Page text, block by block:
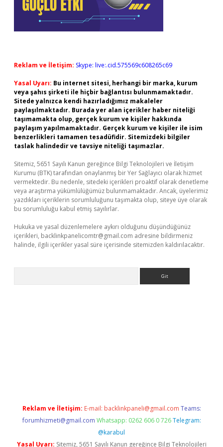
Reklam ve İletişim: Skype: live:.cid.575569c608265c69
Yasal Uyarı: Bu internet sitesi, herhangi bir marka, kurum
veya şahıs şirketi ile hiçbir bağlantısı bulunmamaktadır.
Sitede yalnızca kendi hazırladığımız makaleler
paylaşılmaktadır. Burada yer alan içerikler haber niteliği
taşımamakta olup, gerçek kurum ve kişiler hakkında
paylaşım yapılmamaktadır. Gerçek kurum ve kişiler ile isim
benzerlikleri tamamen tesadüfidir. Sitemizdeki bilgiler
taslak halindedir ve tavsiye niteliği taşımazlar.
Sitemiz, 5651 Sayılı Kanun gereğince Bilgi Teknolojileri ve İletişim
Kurumu (BTK) tarafından onaylanmış bir Yer Sağlayıcı olarak hizmet
vermektedir. Bu nedenle, sitedeki içerikleri proaktif olarak denetleme
veya araştırma yükümlülüğümüz bulunmamaktadır. Ancak, üyelerimiz
yazdıkları içeriklerin sorumluluğunu taşımakta olup, siteye üye olarak
bu sorumluluğu kabul etmiş sayılırlar.
Hukuka ve yasal düzenlemelere aykırı olduğunu düşündüğünüz
içerikleri, backlinkpanelicomtr@gmail.com adresine bildirmeniz
halinde, ilgili içerikler yasal süre içerisinde sitemizden kaldırılacaktır.
Reklam ve İletişim: E-mail: backlinkpaneli@gmail.com Teams:
forumhizmeti@gmail.com Whatsapp: 0262 606 0 726 Telegram:
@karabul
Yasal Uyarı: Sitemiz, 5651 Sayılı Kanun gereğince Bilgi Teknolojileri